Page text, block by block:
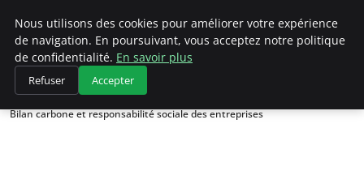
Climategatecountryclub.com
Accueil
Politiques environnementales
Bilan carbone et responsabilité sociale des entreprises
Nous utilisons des cookies pour améliorer votre expérience
de navigation. En poursuivant, vous acceptez notre politique
de confidentialité. En savoir plus
Refuser Accepter